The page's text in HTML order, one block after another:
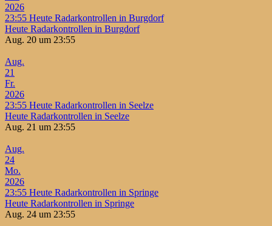
2026
23:55 Heute Radarkontrollen in Burgdorf
Heute Radarkontrollen in Burgdorf
Aug. 20 um 23:55
Aug.
21
Fr.
2026
23:55 Heute Radarkontrollen in Seelze
Heute Radarkontrollen in Seelze
Aug. 21 um 23:55
Aug.
24
Mo.
2026
23:55 Heute Radarkontrollen in Springe
Heute Radarkontrollen in Springe
Aug. 24 um 23:55